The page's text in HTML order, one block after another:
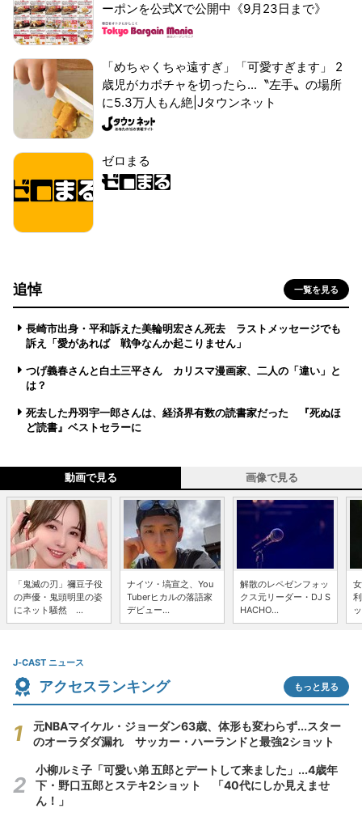
ーポンを公式Xで公開中《9月23日まで》
「めちゃくちゃ遠すぎ」「可愛すぎます」 2
歳児がカボチャを切ったら...〝左手〟の場所
に5.3万人もん絶|Jタウンネット
ゼロまる
追悼 一覧を見る
長崎市出身・平和訴えた美輪明宏さん死去 ラストメッセージでも
訴え「愛があれば 戦争なんか起こりません」
つげ義春さんと白土三平さん カリスマ漫画家、二人の「違い」と
は？
死去した丹羽宇一郎さんは、経済界有数の読書家だった 『死ぬほ
ど読書』ベストセラーに
動画で見る 画像で見る
「鬼滅の刃」禰豆子役
の声優・鬼頭明里の姿
にネット騒然 ...
ナイツ・塙宣之、You
Tuberヒカルの落語家
デビュー...
解散のレペゼンフォッ
クス元リーダー・DJ S
HACHO...
J-CAST ニュース
アクセスランキング もっと見る
元NBAマイケル・ジョーダン63歳、体形も変わらず...スター
のオーラダダ漏れ サッカー・ハーランドと最強2ショット
小柳ルミ子「可愛い弟 五郎とデートして来ました」...4歳年
下・野口五郎とステキ2ショット 「40代にしか見えませ
ん！」